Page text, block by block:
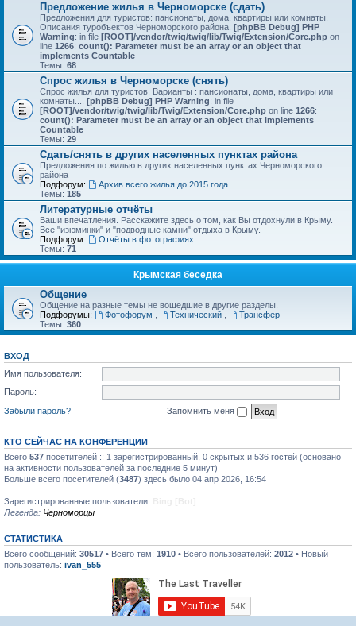
Предложение жилья в Черноморске (сдать)
Предложения для туристов: пансионаты, дома, квартиры или комнаты.
Описания туробъектов Черноморского района. [phpBB Debug] PHP
Warning: in file [ROOT]/vendor/twig/twig/lib/Twig/Extension/Core.php on
line 1266: count(): Parameter must be an array or an object that
implements Countable
Темы: 68
Спрос жилья в Черноморске (снять)
Спрос жилья для туристов. Варианты : пансионаты, дома, квартиры или
комнаты.... [phpBB Debug] PHP Warning: in file
[ROOT]/vendor/twig/twig/lib/Twig/Extension/Core.php on line 1266:
count(): Parameter must be an array or an object that implements
Countable
Темы: 29
Сдать/снять в других населенных пунктах района
Предложения по жилью в других населенных пунктах Черноморского
района
Подфорум:
Архив всего жилья до 2015 года
Темы: 185
Литературные отчёты
Ваши впечатления. Расскажите здесь о том, как Вы отдохнули в Крыму.
Все "изюминки" и "подводные камни" отдыха в Крыму.
Подфорум:
Отчёты в фотографиях
Темы: 71
Крымская беседка
Общение
Общение на разные темы не вошедшие в другие разделы.
Подфорумы:
Фотофорум Технический
Трансфер
Темы: 360
ВХОД
Имя пользователя:
Пароль:
Забыли пароль?
Запомнить меня
КТО СЕЙЧАС НА КОНФЕРЕНЦИИ
Всего 537 посетителей :: 1 зарегистрированный, 0 скрытых и 536 гостей (основано
на активности пользователей за последние 5 минут)
Больше всего посетителей (3487) здесь было 04 апр 2026, 16:54
Зарегистрированные пользователи:
Легенда: Черноморцы
СТАТИСТИКА
Всего сообщений: 30517 • Всего тем: 1910 • Всего пользователей: 2012 • Новый
пользователь: ivan_555